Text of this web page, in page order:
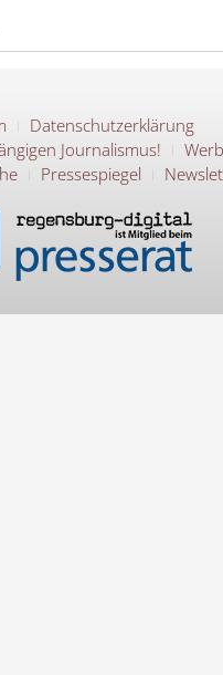
Datenschutzerklärung
Journalismus!
Pressespiegel